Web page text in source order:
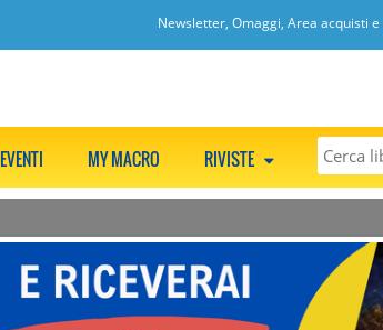
Newsletter, Omaggi, Area acquisti
EVENTI MY MACRO RIVISTE